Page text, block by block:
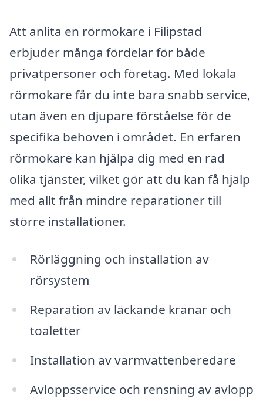
Att anlita en rörmokare i Filipstad
erbjuder många fördelar för både
privatpersoner och företag. Med lokala
rörmokare får du inte bara snabb service,
utan även en djupare förståelse för de
specifika behoven i området. En erfaren
rörmokare kan hjälpa dig med en rad
olika tjänster, vilket gör att du kan få hjälp
med allt från mindre reparationer till
större installationer.
Rörläggning och installation av
rörsystem
Reparation av läckande kranar och
toaletter
Installation av varmvattenberedare
Avloppsservice och rensning av avlopp